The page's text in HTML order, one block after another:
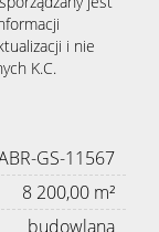
i nie
K.C.
GS-11567
8 200,00 m²
budowlana